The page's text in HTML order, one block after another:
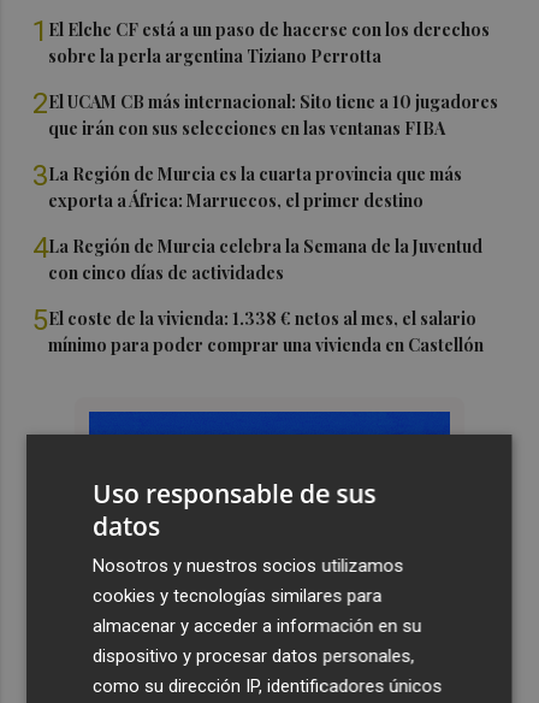
1 El Elche CF está a un paso de hacerse con los derechos
sobre la perla argentina Tiziano Perrotta
2El UCAM CB más internacional: Sito tiene a 10 jugadores
que irán con sus selecciones en las ventanas FIBA
3La Región de Murcia es la cuarta provincia que más
exporta a África: Marruecos, el primer destino
4La Región de Murcia celebra la Semana de la Juventud
con cinco días de actividades
5El coste de la vivienda: 1.338 € netos al mes, el salario
mínimo para poder comprar una vivienda en Castellón
Uso responsable de sus
datos
Nosotros y nuestros socios utilizamos
cookies y tecnologías similares para
almacenar y acceder a información en su
dispositivo y procesar datos personales,
como su dirección IP, identificadores únicos